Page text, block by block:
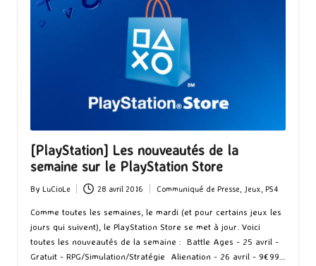
[PlayStation] Les nouveautés de la
semaine sur le PlayStation Store
Posted
by
By LuCioLe 28 avril 2016
Posted
in
Communiqué de Presse Jeux PS4
Comme toutes les semaines, le mardi (et pour certains jeux les
jours qui suivent), le PlayStation Store se met à jour. Voici
toutes les nouveautés de la semaine : Battle Ages - 25 avril -
Gratuit - RPG/Simulation/Stratégie Alienation - 26 avril - 9€99…